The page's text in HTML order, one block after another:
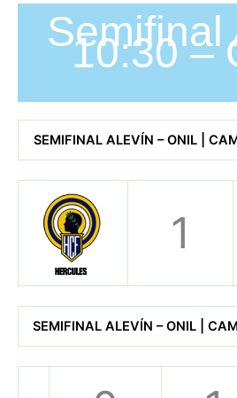
Semifinal
10:30 –
SEMIFINAL ALEVÍN – ONIL |
1
SEMIFINAL ALEVÍN – ONIL |